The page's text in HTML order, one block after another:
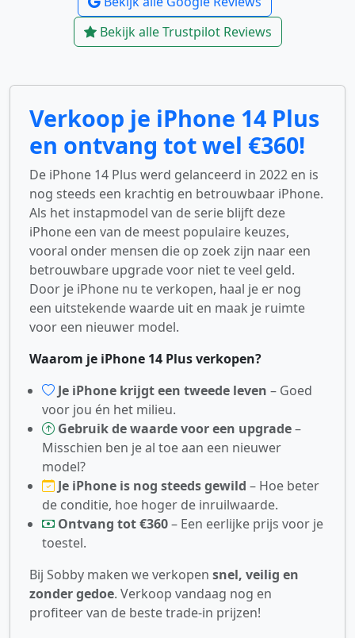
Bekijk alle Trustpilot Reviews
Verkoop je iPhone 14 Plus
en ontvang tot wel €360!
De iPhone 14 Plus werd gelanceerd in 2022 en is
nog steeds een krachtig en betrouwbaar iPhone.
Als het instapmodel van de serie blijft deze
iPhone een van de meest populaire keuzes,
vooral onder mensen die op zoek zijn naar een
betrouwbare upgrade voor niet te veel geld.
Door je iPhone nu te verkopen, haal je er nog
een uitstekende waarde uit en maak je ruimte
voor een nieuwer model.
Waarom je iPhone 14 Plus verkopen?
Je iPhone krijgt een tweede leven – Goed
voor jou én het milieu.
Gebruik de waarde voor een upgrade–
Misschien ben je al toe aan een nieuwer
model?
Je iPhone is nog steeds gewild – Hoe beter
de conditie, hoe hoger de inruilwaarde.
Ontvang tot €360– Een eerlijke prijs voor je
toestel.
Bij Sobby maken we verkopen snel, veilig en
zonder gedoe. Verkoop vandaag nog en
profiteer van de beste trade-in prijzen!